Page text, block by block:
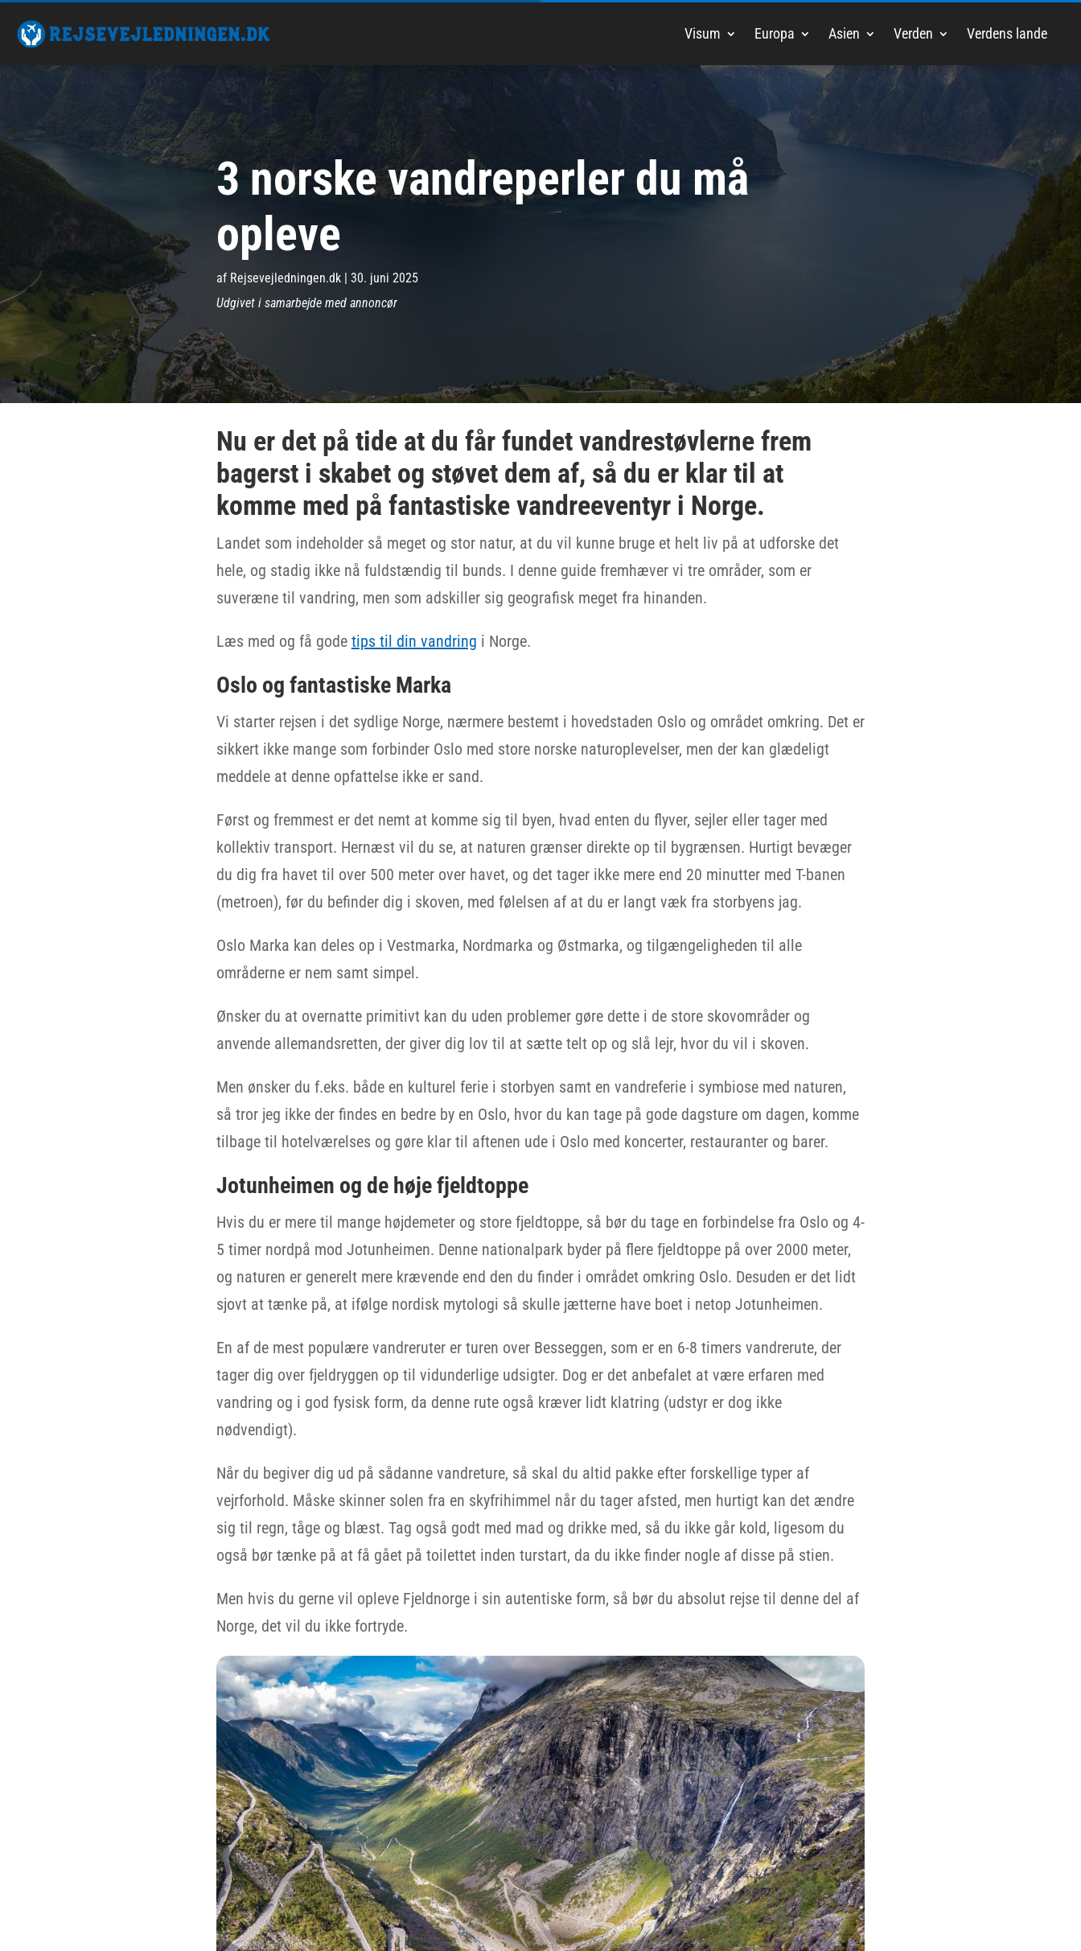
Visum Europa Asien Verden Verdens lande
3 norske vandreperler du må
opleve
af Rejsevejledningen.dk| 30. juni 2025
Udgivet i samarbejde med annoncør
Nu er det på tide at du får fundet vandrestøvlerne frem
bagerst i skabet og støvet dem af, så du er klar til at
komme med på fantastiske vandreeventyr i Norge.
Landet som indeholder så meget og stor natur, at du vil kunne bruge et helt liv på at udforske det
hele, og stadig ikke nå fuldstændig til bunds. I denne guide fremhæver vi tre områder, som er
suveræne til vandring, men som adskiller sig geografisk meget fra hinanden.
Læs med og få gode tips til din vandring i Norge.
Oslo og fantastiske Marka
Vi starter rejsen i det sydlige Norge, nærmere bestemt i hovedstaden Oslo og området omkring. Det er
sikkert ikke mange som forbinder Oslo med store norske naturoplevelser, men der kan glædeligt
meddele at denne opfattelse ikke er sand.
Først og fremmest er det nemt at komme sig til byen, hvad enten du flyver, sejler eller tager med
kollektiv transport. Hernæst vil du se, at naturen grænser direkte op til bygrænsen. Hurtigt bevæger
du dig fra havet til over 500 meter over havet, og det tager ikke mere end 20 minutter med T-banen
(metroen), før du befinder dig i skoven, med følelsen af at du er langt væk fra storbyens jag.
Oslo Marka kan deles op i Vestmarka, Nordmarka og Østmarka, og tilgængeligheden til alle
områderne er nem samt simpel.
Ønsker du at overnatte primitivt kan du uden problemer gøre dette i de store skovområder og
anvende allemandsretten, der giver dig lov til at sætte telt op og slå lejr, hvor du vil i skoven.
Men ønsker du f.eks. både en kulturel ferie i storbyen samt en vandreferie i symbiose med naturen,
så tror jeg ikke der findes en bedre by en Oslo, hvor du kan tage på gode dagsture om dagen, komme
tilbage til hotelværelses og gøre klar til aftenen ude i Oslo med koncerter, restauranter og barer.
Jotunheimen og de høje fjeldtoppe
Hvis du er mere til mange højdemeter og store fjeldtoppe, så bør du tage en forbindelse fra Oslo og 4-
5 timer nordpå mod Jotunheimen. Denne nationalpark byder på flere fjeldtoppe på over 2000 meter,
og naturen er generelt mere krævende end den du finder i området omkring Oslo. Desuden er det lidt
sjovt at tænke på, at ifølge nordisk mytologi så skulle jætterne have boet i netop Jotunheimen.
En af de mest populære vandreruter er turen over Besseggen, som er en 6-8 timers vandrerute, der
tager dig over fjeldryggen op til vidunderlige udsigter. Dog er det anbefalet at være erfaren med
vandring og i god fysisk form, da denne rute også kræver lidt klatring (udstyr er dog ikke
nødvendigt).
Når du begiver dig ud på sådanne vandreture, så skal du altid pakke efter forskellige typer af
vejrforhold. Måske skinner solen fra en skyfrihimmel når du tager afsted, men hurtigt kan det ændre
sig til regn, tåge og blæst. Tag også godt med mad og drikke med, så du ikke går kold, ligesom du
også bør tænke på at få gået på toilettet inden turstart, da du ikke finder nogle af disse på stien.
Men hvis du gerne vil opleve Fjeldnorge i sin autentiske form, så bør du absolut rejse til denne del af
Norge, det vil du ikke fortryde.